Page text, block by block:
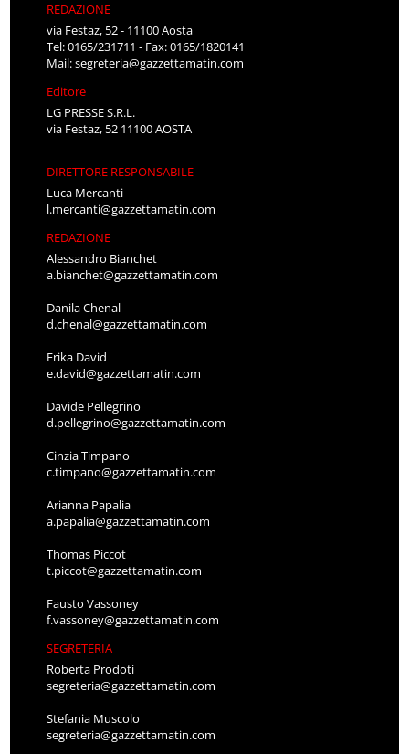
REDAZIONE
via Festaz, 52 - 11100 Aosta
Tel: 0165/231711 - Fax: 0165/1820141
Mail:segreteria@gazzettamatin.com
Editore
LG PRESSE S.R.L.
via Festaz, 52 11100 AOSTA
DIRETTORE RESPONSABILE
Luca Mercanti
l.mercanti@gazzettamatin.com
REDAZIONE
Alessandro Bianchet
a.bianchet@gazzettamatin.com
Danila Chenal
d.chenal@gazzettamatin.com
Erika David
e.david@gazzettamatin.com
Davide Pellegrino
d.pellegrino@gazzettamatin.com
Cinzia Timpano
c.timpano@gazzettamatin.com
Arianna Papalia
a.papalia@gazzettamatin.com
Thomas Piccot
t.piccot@gazzettamatin.com
Fausto Vassoney
f.vassoney@gazzettamatin.com
SEGRETERIA
Roberta Prodoti
segreteria@gazzettamatin.com
Stefania Muscolo
segreteria@gazzettamatin.com